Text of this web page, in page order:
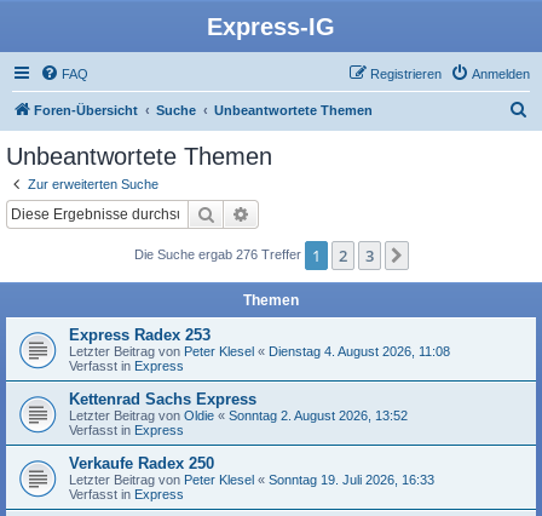
Express-IG
FAQ Anmelden
Registrieren
Foren-Übersicht Suche Unbeantwortete Themen
Unbeantwortete Themen
Zur erweiterten Suche
Suche
Die Suche ergab 276 Treffer 1 2 3
Themen
Express Radex 253
Letzter Beitrag von Peter Klesel « Dienstag 4. August 2026, 11:08
Verfasst in Express
Kettenrad Sachs Express
Letzter Beitrag von Oldie « Sonntag 2. August 2026, 13:52
Verfasst in Express
Verkaufe Radex 250
Letzter Beitrag von Peter Klesel « Sonntag 19. Juli 2026, 16:33
Verfasst in Express